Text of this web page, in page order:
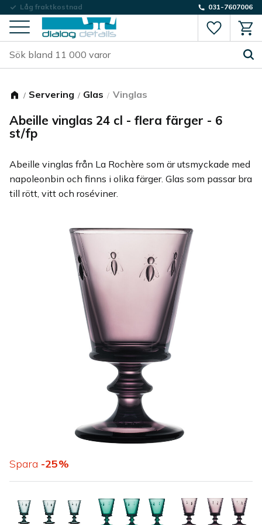
Meny
Låg fraktkostnad 031-7607006
Servering Glas Vinglas
Abeille vinglas 24 cl - flera färger - 6
st/fp
Abeille vinglas från La Rochère som är utsmyckade med
napoleonbin och finns i olika färger. Glas som passar bra
till rött, vitt och roséviner.
Spara 25%